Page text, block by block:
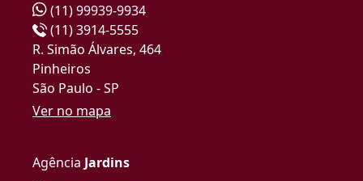
(11) 99939-9934
(11) 3914-5555
R. Simão Álvares, 464
Pinheiros
São Paulo - SP
Ver no mapa
Agência Jardins